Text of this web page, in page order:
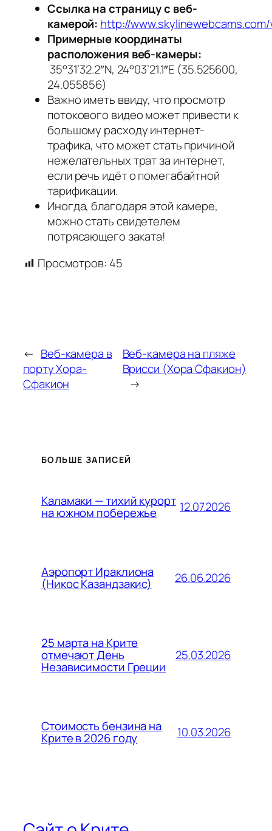
Ссылка на страницу с веб-
камерой: http://
Примерные координаты
расположения веб-камеры:
35°31’32.2″N, 24°03’21.1″E (35.525600,
24.055856)
Важно иметь ввиду, что просмотр
потокового видео может привести к
большому расходу интернет-
трафика, что может стать причиной
нежелательных трат за интернет,
если речь идёт о помегабайтной
тарификации.
Иногда, благодаря этой камере,
можно стать свидетелем
потрясающего заката!
Просмотров: 45
← Веб-камера в
порту Хора-
Сфакион
Веб-камера на пляже
Врисси (Хора Сфакион)
→
БОЛЬШЕ ЗАПИСЕЙ
Каламаки — тихий курорт
на южном побережье 12.07.2026
Аэропорт Ираклиона
(Никос Казандзакис) 26.06.2026
25 марта на Крите
отмечают День
Независимости Греции
25.03.2026
Стоимость бензина на
Крите в 2026 году 10.03.2026